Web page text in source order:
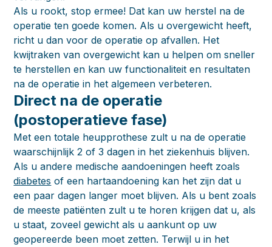
Als u rookt, stop ermee! Dat kan uw herstel na de
operatie ten goede komen. Als u overgewicht heeft,
richt u dan voor de operatie op afvallen. Het
kwijtraken van overgewicht kan u helpen om sneller
te herstellen en kan uw functionaliteit en resultaten
na de operatie in het algemeen verbeteren.
Direct na de operatie
(postoperatieve fase)
Met een totale heupprothese zult u na de operatie
waarschijnlijk 2 of 3 dagen in het ziekenhuis blijven.
Als u andere medische aandoeningen heeft zoals
diabetes of een hartaandoening kan het zijn dat u
een paar dagen langer moet blijven. Als u bent zoals
de meeste patiënten zult u te horen krijgen dat u, als
u staat, zoveel gewicht als u aankunt op uw
geopereerde been moet zetten. Terwijl u in het